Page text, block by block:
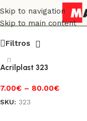
Skip to navigation
Skip to main content
Trincha/
Filtros
Acrilplast 323
7.00€ – 80.00€
SKU: 323